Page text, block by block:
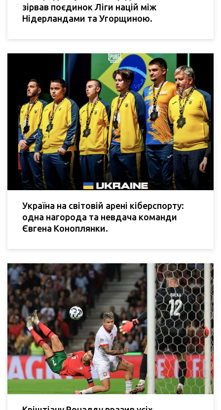
зірвав поєдинок Ліги націй між
Нідерландами та Угорщиною.
Україна на світовій арені кіберспорту:
одна нагорода та невдача команди
Євгена Коноплянки.